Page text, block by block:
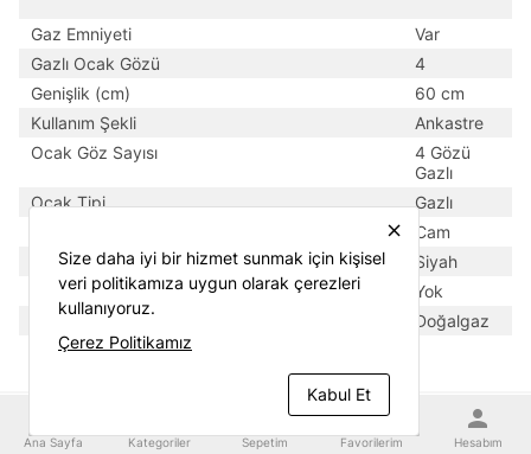
Gaz Emniyeti
Var
Gazlı Ocak Gözü
4
Genişlik (cm)
60 cm
Kullanım Şekli
Ankastre
Ocak Göz Sayısı
4 Gözü
Gazlı
Ocak Tipi
Gazlı
Cam
Renk
Siyah
Wok Gözü
Yok
Yakıt Tipi
Doğalgaz
Ana Sayfa Kategoriler Sepetim
favorite
Favorilerim
person
Hesabım
close
Size daha iyi bir hizmet sunmak için kişisel
veri politikamıza uygun olarak çerezleri
kullanıyoruz.
Çerez Politikamız
Kabul Et